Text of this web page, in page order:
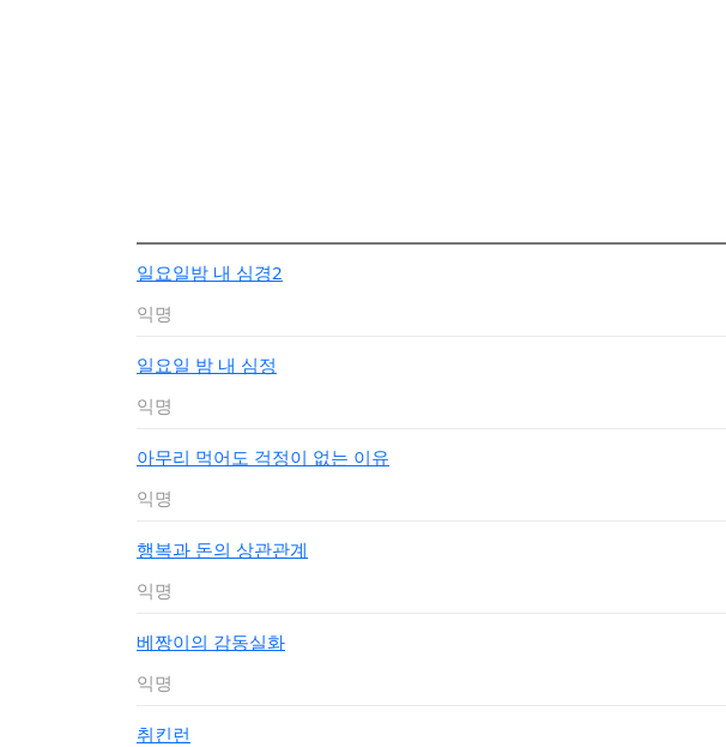
일요일밤 내 심경2
익명
일요일 밤 내 심정
익명
아무리 먹어도 걱정이 없는 이유
익명
행복과 돈의 상관관계
익명
베짱이의 감동실화
익명
취킨런